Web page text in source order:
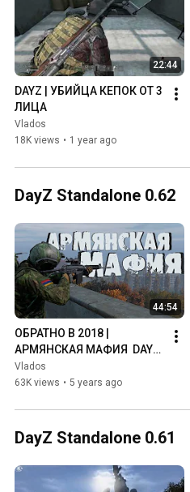
22:44
DAYZ | УБИЙЦА КЕПОК ОТ 3
ЛИЦА
Vlados
18K views • 1 year ago
DayZ Standalone 0.62
44:54
ОБРАТНО В 2018 |
АРМЯНСКАЯ МАФИЯ  DAYZ
0.62 (4К)
Vlados
63K views • 5 years ago
DayZ Standalone 0.61